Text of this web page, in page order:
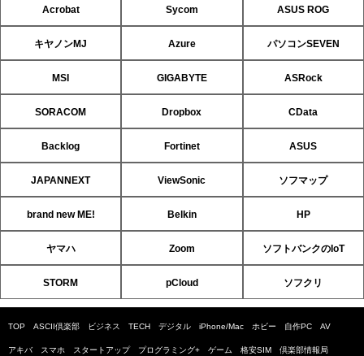
Acrobat Sycom ASUS ROG
キヤノンMJ Azure パソコンSEVEN
MSI GIGABYTE ASRock
SORACOM Dropbox CData
Backlog Fortinet ASUS
JAPANNEXT ViewSonic ソフマップ
brand new ME! Belkin HP
ヤマハ Zoom ソフトバンクのIoT
STORM pCloud ソフクリ
TOP ASCII倶楽部 ビジネス TECH デジタル iPhone/Mac ホビー 自作PC AV
アキバ スマホ スタートアップ プログラミング+ ゲーム 格安SIM 倶楽部情報局